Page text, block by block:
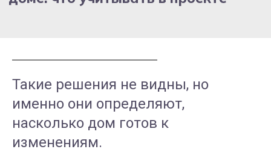
Такие решения не видны, но
именно они определяют,
насколько дом готов к
изменениям.